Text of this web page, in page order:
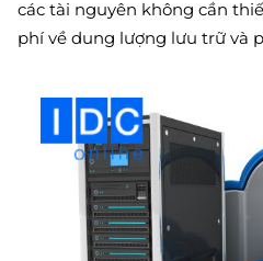
các tài nguyên không cần
phí về dung lượng lưu trữ và